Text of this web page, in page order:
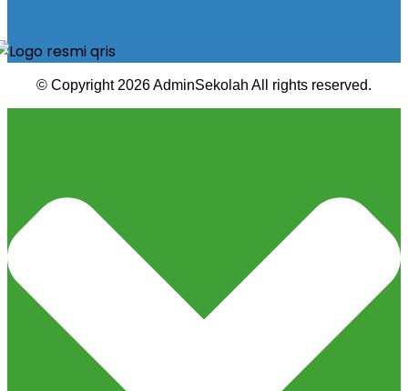
© Copyright 2026 AdminSekolah All rights reserved.